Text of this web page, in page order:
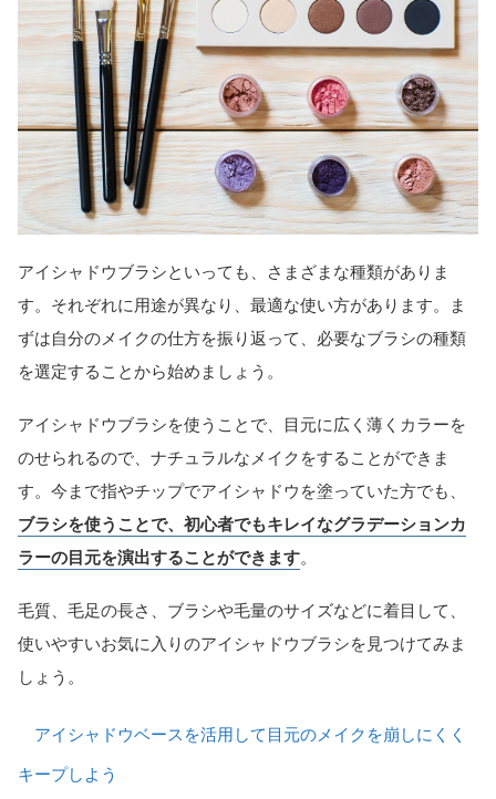
アイシャドウブラシといっても、さまざまな種類がありま
す。それぞれに用途が異なり、最適な使い方があります。ま
ずは自分のメイクの仕方を振り返って、必要なブラシの種類
を選定することから始めましょう。
アイシャドウブラシを使うことで、目元に広く薄くカラーを
のせられるので、ナチュラルなメイクをすることができま
す。今まで指やチップでアイシャドウを塗っていた方でも、
ブラシを使うことで、初心者でもキレイなグラデーションカ
ラーの目元を演出することができます。
毛質、毛足の長さ、ブラシや毛量のサイズなどに着目して、
使いやすいお気に入りのアイシャドウブラシを見つけてみま
しょう。
アイシャドウベースを活用して目元のメイクを崩しにくく
キープしよう